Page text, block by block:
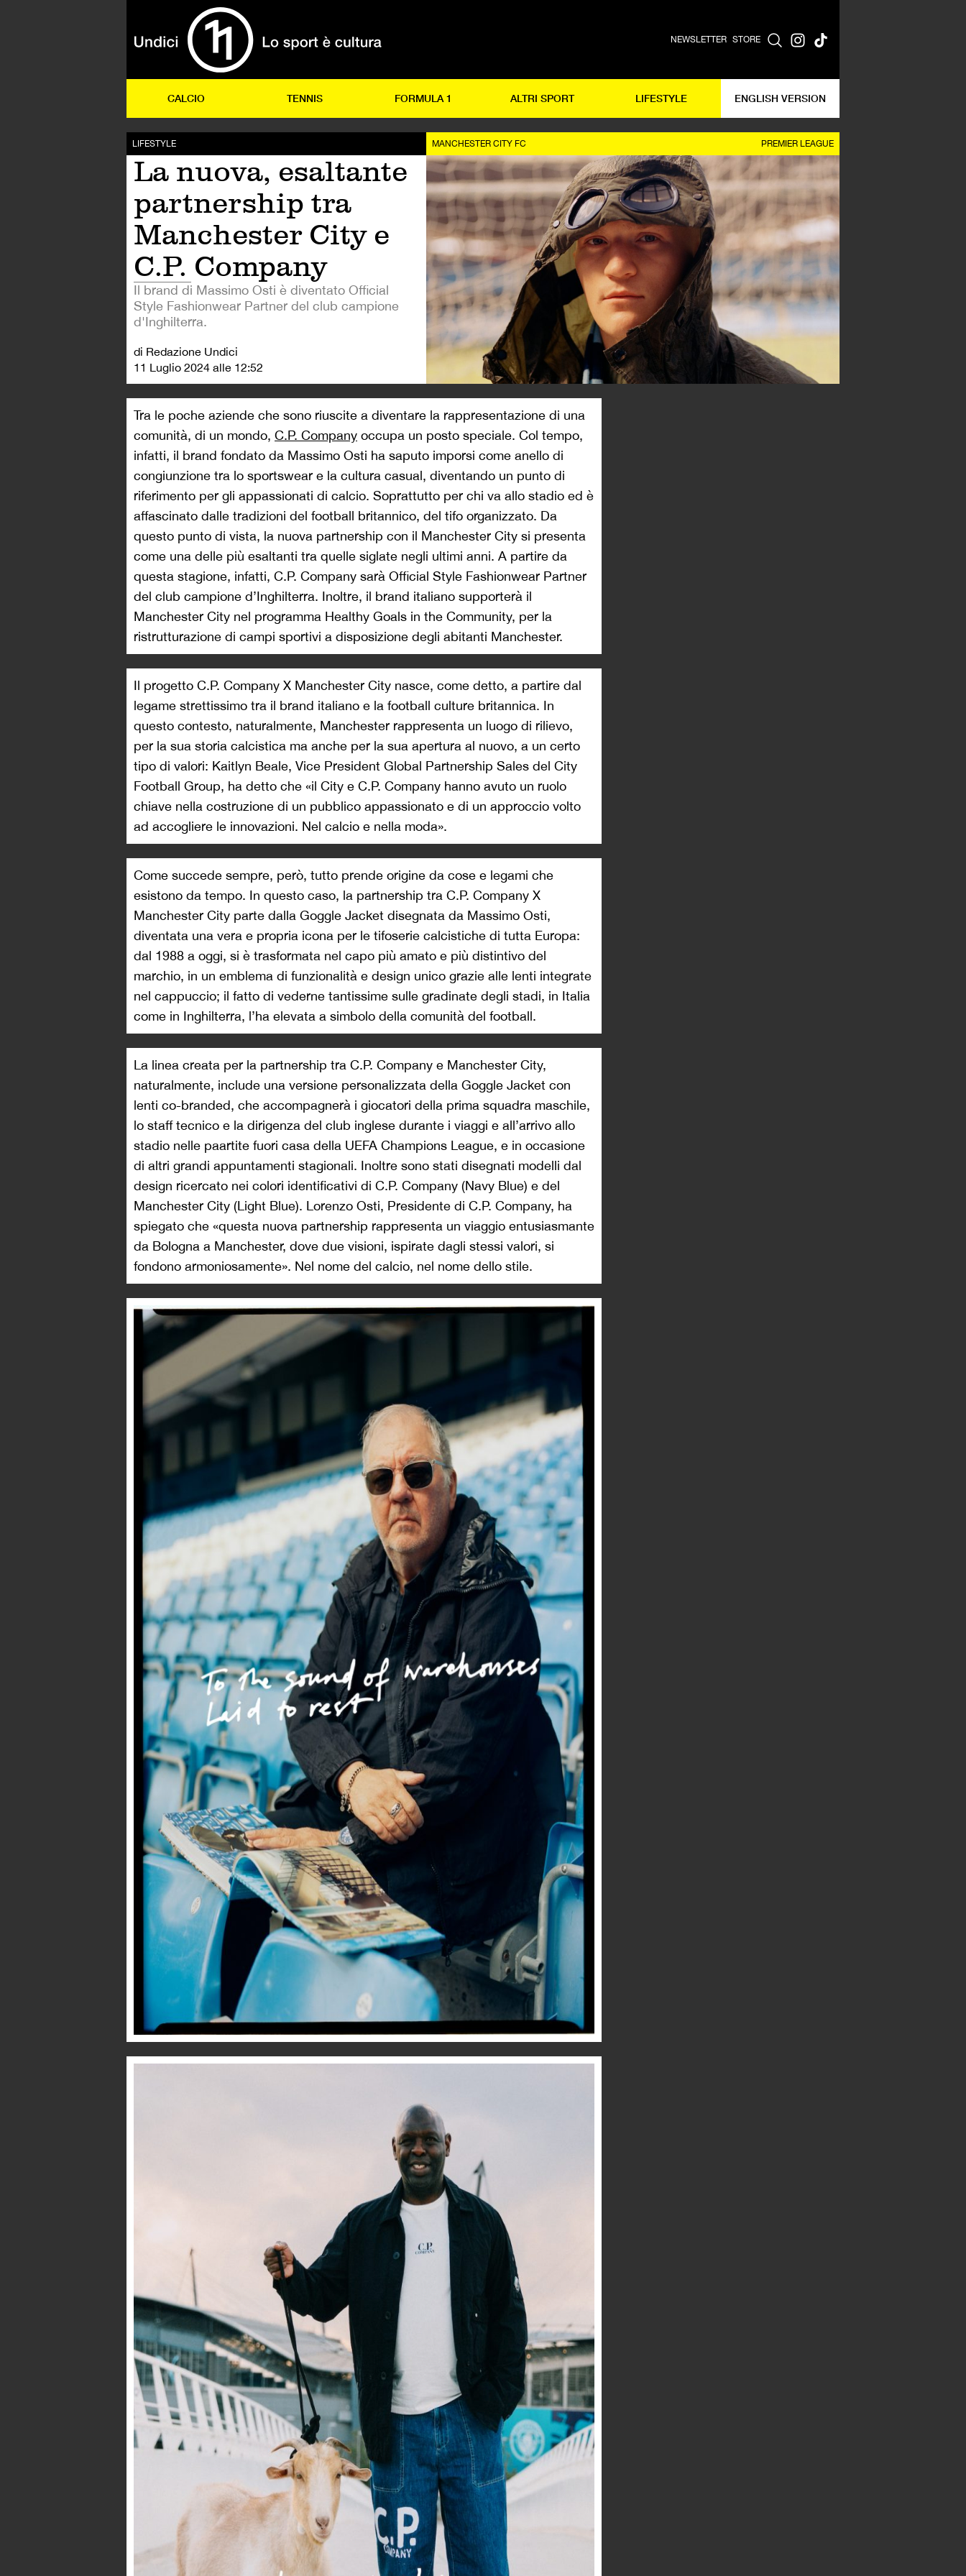
NEWSLETTER STORE
CALCIO TENNIS FORMULA 1 ALTRI SPORT LIFESTYLE ENGLISH VERSION
LIFESTYLE
La nuova, esaltante
partnership tra
Manchester City e
C.P. Company
Il brand di Massimo Osti è diventato Official
Style Fashionwear Partner del club campione
d'Inghilterra.
di Redazione Undici
11 Luglio 2024 alle 12:52
MANCHESTER CITY FC PREMIER LEAGUE
Tra le poche aziende che sono riuscite a diventare la rappresentazione di una
comunità, di un mondo, C.P. Company occupa un posto speciale. Col tempo,
infatti, il brand fondato da Massimo Osti ha saputo imporsi come anello di
congiunzione tra lo sportswear e la cultura casual, diventando un punto di
riferimento per gli appassionati di calcio. Soprattutto per chi va allo stadio ed è
affascinato dalle tradizioni del football britannico, del tifo organizzato. Da
questo punto di vista, la nuova partnership con il Manchester City si presenta
come una delle più esaltanti tra quelle siglate negli ultimi anni. A partire da
questa stagione, infatti, C.P. Company sarà Official Style Fashionwear Partner
del club campione d’Inghilterra. Inoltre, il brand italiano supporterà il
Manchester City nel programma Healthy Goals in the Community, per la
ristrutturazione di campi sportivi a disposizione degli abitanti Manchester.
Il progetto C.P. Company X Manchester City nasce, come detto, a partire dal
legame strettissimo tra il brand italiano e la football culture britannica. In
questo contesto, naturalmente, Manchester rappresenta un luogo di rilievo,
per la sua storia calcistica ma anche per la sua apertura al nuovo, a un certo
tipo di valori: Kaitlyn Beale, Vice President Global Partnership Sales del City
Football Group, ha detto che «il City e C.P. Company hanno avuto un ruolo
chiave nella costruzione di un pubblico appassionato e di un approccio volto
ad accogliere le innovazioni. Nel calcio e nella moda».
Come succede sempre, però, tutto prende origine da cose e legami che
esistono da tempo. In questo caso, la partnership tra C.P. Company X
Manchester City parte dalla Goggle Jacket disegnata da Massimo Osti,
diventata una vera e propria icona per le tifoserie calcistiche di tutta Europa:
dal 1988 a oggi, si è trasformata nel capo più amato e più distintivo del
marchio, in un emblema di funzionalità e design unico grazie alle lenti integrate
nel cappuccio; il fatto di vederne tantissime sulle gradinate degli stadi, in Italia
come in Inghilterra, l’ha elevata a simbolo della comunità del football.
La linea creata per la partnership tra C.P. Company e Manchester City,
naturalmente, include una versione personalizzata della Goggle Jacket con
lenti co-branded, che accompagnerà i giocatori della prima squadra maschile,
lo staff tecnico e la dirigenza del club inglese durante i viaggi e all’arrivo allo
stadio nelle paartite fuori casa della UEFA Champions League, e in occasione
di altri grandi appuntamenti stagionali. Inoltre sono stati disegnati modelli dal
design ricercato nei colori identificativi di C.P. Company (Navy Blue) e del
Manchester City (Light Blue). Lorenzo Osti, Presidente di C.P. Company, ha
spiegato che «questa nuova partnership rappresenta un viaggio entusiasmante
da Bologna a Manchester, dove due visioni, ispirate dagli stessi valori, si
fondono armoniosamente». Nel nome del calcio, nel nome dello stile.